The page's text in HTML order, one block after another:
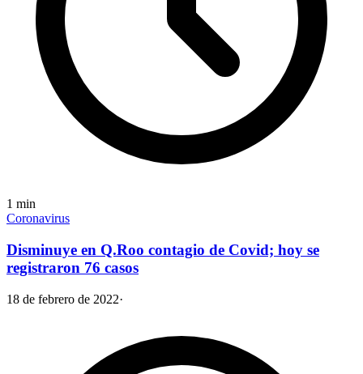
1 min
Coronavirus
Disminuye en Q.Roo contagio de Covid; hoy se
registraron 76 casos
18 de febrero de 2022·